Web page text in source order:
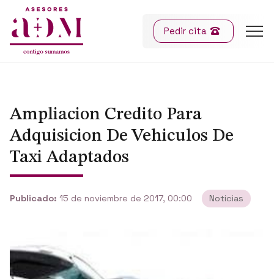
Pedir cita
Ampliacion Credito Para
Adquisicion De Vehiculos De
Taxi Adaptados
Publicado: 15 de noviembre de 2017, 00:00 Noticias